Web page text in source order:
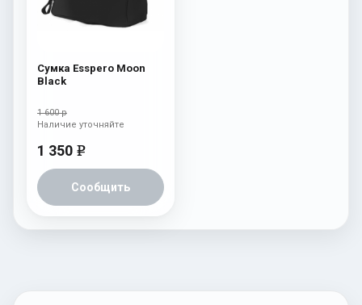
Сумка Esspero Moon
Black
1 600 р
1 350 e
Сообщить
Наличие уточняйте